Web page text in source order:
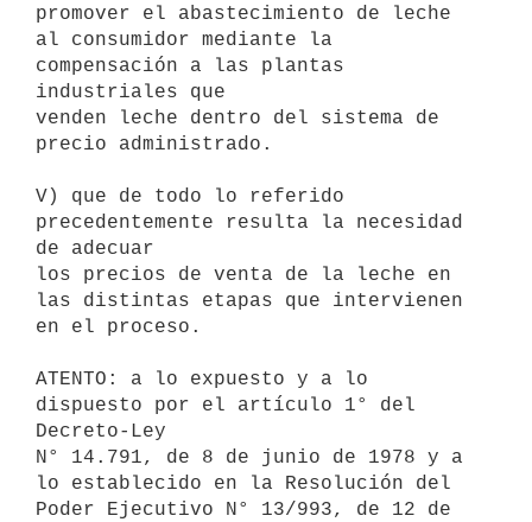
promover el abastecimiento de leche
al consumidor mediante la
compensación a las plantas
industriales que
venden leche dentro del sistema de
precio administrado.
V) que de todo lo referido
precedentemente resulta la necesidad
de adecuar
los precios de venta de la leche en
las distintas etapas que intervienen
en el proceso.
ATENTO: a lo expuesto y a lo
dispuesto por el artículo 1° del
Decreto-Ley
N° 14.791, de 8 de junio de 1978 y a
lo establecido en la Resolución del
Poder Ejecutivo N° 13/993, de 12 de